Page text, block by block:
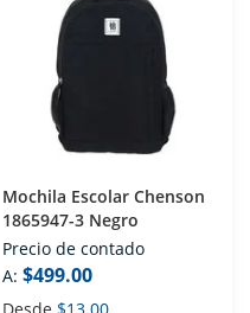
Mochila Escolar Chenson
1865947-3 Negro
Precio de contado
A: $499.00